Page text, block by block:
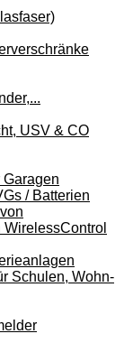
USV & CO
/ Batterien
Schulen, Wohn-